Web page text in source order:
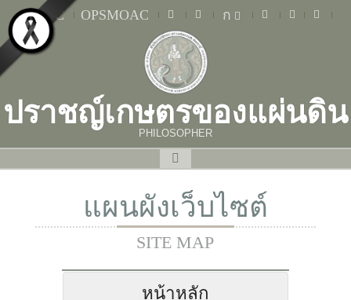
MOAC OPSMOAC ก
ปราชญ์เกษตรของแผ่นดิน
PHILOSOPHER
แผนผังเว็บไซต์
SITE MAP
หน้าหลัก